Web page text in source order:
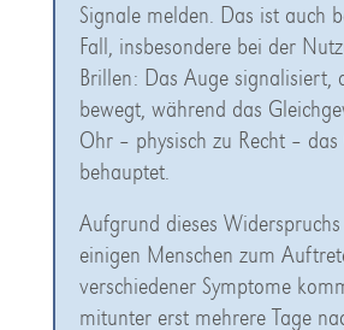
Signale melden. Das ist auch
Fall, insbesondere bei der
Brillen: Das Auge signalisiert,
bewegt, während das
Ohr – physisch zu Recht – das
behauptet.
Aufgrund dieses
einigen Menschen zum
verschiedener Symptome
mitunter erst mehrere Tage